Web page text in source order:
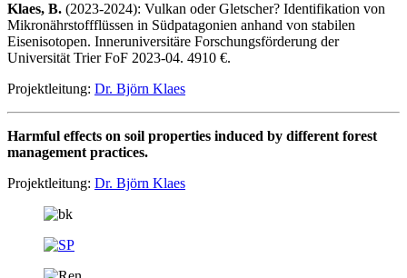
Klaes, B. (2023-2024): Vulkan oder Gletscher? Identifikation von
Mikronährstoffflüssen in Südpatagonien anhand von stabilen
Eisenisotopen. Inneruniversitäre Forschungsförderung der
Universität Trier FoF 2023-04. 4910 €.
Projektleitung: Dr. Björn Klaes
Harmful effects on soil properties induced by different forest
management practices.
Projektleitung: Dr. Björn Klaes